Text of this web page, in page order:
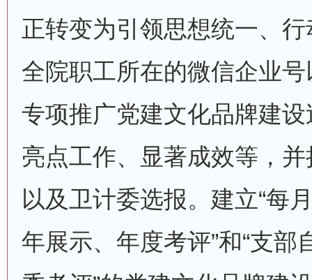
正转变为引领思想统一、行
全院职工所在的微信企业
专项推广党建文化品牌建
亮点工作、显著成效等，
以及卫计委选报。建立“每
年展示、年度考评”和“支部